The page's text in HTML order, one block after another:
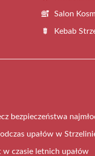
Salon
Kebab
bezpieczeństwa
upałów w
w czasie letnich upałów